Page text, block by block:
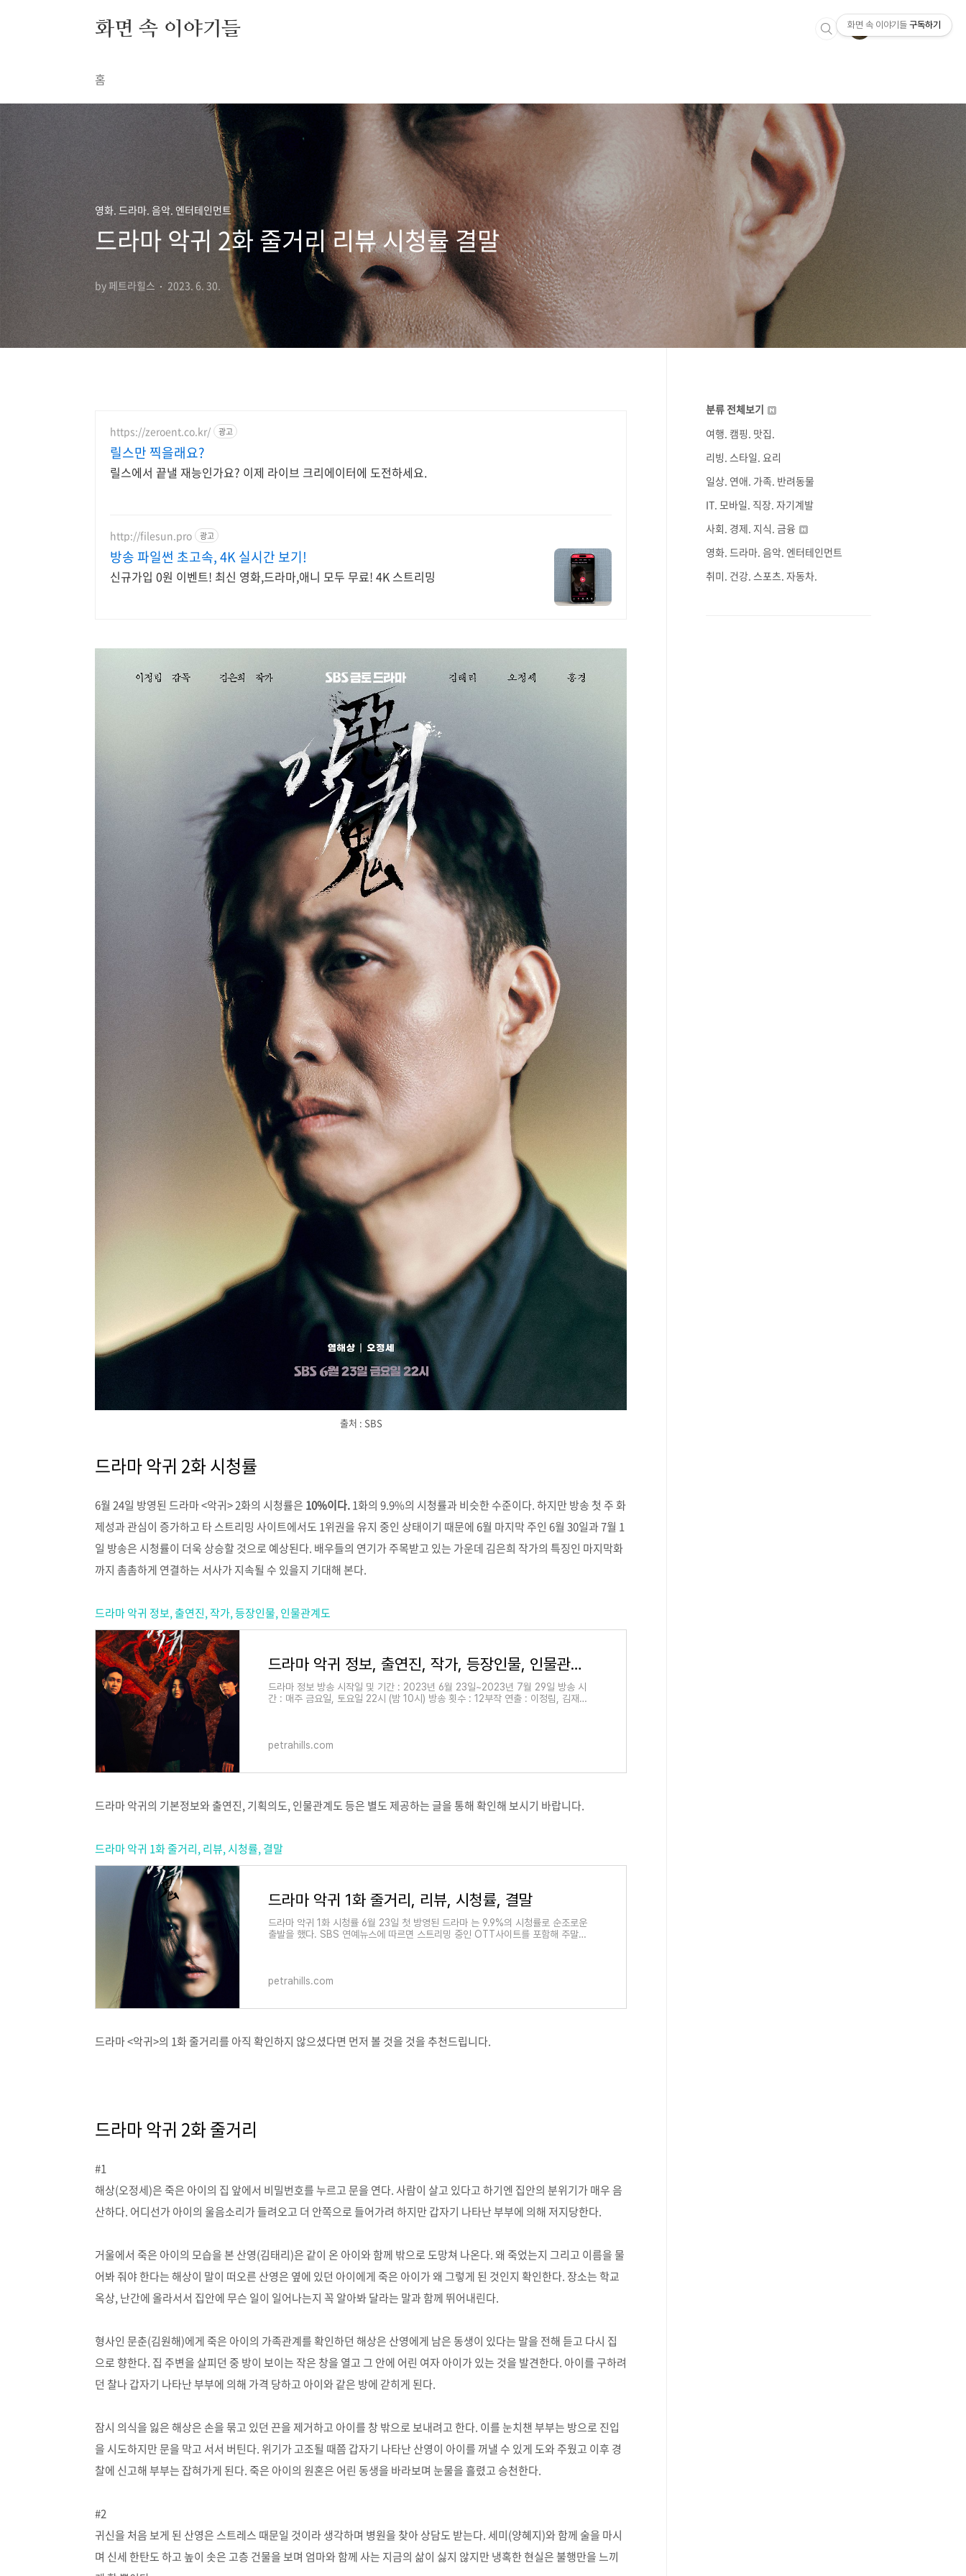
화면 속 이야기들
홈
영화. 드라마. 음악. 엔터테인먼트
드라마 악귀 2화 줄거리 리뷰 시청률 결말
by 페트라힐스 2023. 6. 30.
https://zeroent.co.kr/ 광고
릴스만 찍을래요?
릴스에서 끝낼 재능인가요? 이제 라이브 크리에이터에 도전하세요.
http://filesun.pro 광고
방송 파일썬 초고속, 4K 실시간 보기!
신규가입 0원 이벤트! 최신 영화,드라마,애니 모두 무료! 4K 스트리밍
출처 : SBS
드라마 악귀 2화 시청률
6월 24일 방영된 드라마 <악귀> 2화의 시청률은 10%이다.1화의 9.9%의 시청률과 비슷한 수준이다. 하지만 방송 첫 주 화
제성과 관심이 증가하고 타 스트리밍 사이트에서도 1위권을 유지 중인 상태이기 때문에 6월 마지막 주인 6월 30일과 7월 1
일 방송은 시청률이 더욱 상승할 것으로 예상된다. 배우들의 연기가 주목받고 있는 가운데 김은희 작가의 특징인 마지막화
까지 촘촘하게 연결하는 서사가 지속될 수 있을지 기대해 본다.
드라마 악귀 정보, 출연진, 작가, 등장인물, 인물관계도
드라마 악귀 정보, 출연진, 작가, 등장인물, 인물관계도
드라마 정보 방송 시작일 및 기간 : 2023년 6월 23일~2023년 7월 29일 방송 시
간 : 매주 금요일, 토요일 22시 (밤 10시) 방송 횟수 : 12부작 연출 : 이정림, 김재홍
petrahills.com
드라마 악귀의 기본정보와 출연진, 기획의도, 인물관계도 등은 별도 제공하는 글을 통해 확인해 보시기 바랍니다.
드라마 악귀 1화 줄거리, 리뷰, 시청률, 결말
드라마 악귀 1화 줄거리, 리뷰, 시청률, 결말
드라마 악귀 1화 시청률 6월 23일 첫 방영된 드라마 는 9.9%의 시청률로 순조로운
출발을 했다. SBS 연예뉴스에 따르면 스트리밍 중인 OTT사이트를 포함해 주말에
petrahills.com
드라마 <악귀>의 1화 줄거리를 아직 확인하지 않으셨다면 먼저 볼 것을 것을 추천드립니다.
드라마 악귀 2화 줄거리
#1
해상(오정세)은 죽은 아이의 집 앞에서 비밀번호를 누르고 문을 연다. 사람이 살고 있다고 하기엔 집안의 분위기가 매우 음
산하다. 어디선가 아이의 울음소리가 들려오고 더 안쪽으로 들어가려 하지만 갑자기 나타난 부부에 의해 저지당한다.
거울에서 죽은 아이의 모습을 본 산영(김태리)은 같이 온 아이와 함께 밖으로 도망쳐 나온다. 왜 죽었는지 그리고 이름을 물
어봐 줘야 한다는 해상이 말이 떠오른 산영은 옆에 있던 아이에게 죽은 아이가 왜 그렇게 된 것인지 확인한다. 장소는 학교
옥상, 난간에 올라서서 집안에 무슨 일이 일어나는지 꼭 알아봐 달라는 말과 함께 뛰어내린다.
형사인 문춘(김원해)에게 죽은 아이의 가족관계를 확인하던 해상은 산영에게 남은 동생이 있다는 말을 전해 듣고 다시 집
으로 향한다. 집 주변을 살피던 중 방이 보이는 작은 창을 열고 그 안에 어린 여자 아이가 있는 것을 발견한다. 아이를 구하려
던 찰나 갑자기 나타난 부부에 의해 가격 당하고 아이와 같은 방에 갇히게 된다.
잠시 의식을 잃은 해상은 손을 묶고 있던 끈을 제거하고 아이를 창 밖으로 보내려고 한다. 이를 눈치챈 부부는 방으로 진입
을 시도하지만 문을 막고 서서 버틴다. 위기가 고조될 때쯤 갑자기 나타난 산영이 아이를 꺼낼 수 있게 도와 주웠고 이후 경
찰에 신고해 부부는 잡혀가게 된다. 죽은 아이의 원혼은 어린 동생을 바라보며 눈물을 흘렸고 승천한다.
#2
귀신을 처음 보게 된 산영은 스트레스 때문일 것이라 생각하며 병원을 찾아 상담도 받는다. 세미(양혜지)와 함께 술을 마시
며 신세 한탄도 하고 높이 솟은 고층 건물을 보며 엄마와 함께 사는 지금의 삶이 싫지 않지만 냉혹한 현실은 불행만을 느끼
분류 전체보기
여행. 캠핑. 맛집.
리빙. 스타일. 요리
일상. 연애. 가족. 반려동물
IT. 모바일. 직장. 자기계발
사회. 경제. 지식. 금융
영화. 드라마. 음악. 엔터테인먼트
취미. 건강. 스포츠. 자동차.
화면 속 이야기들 구독하기